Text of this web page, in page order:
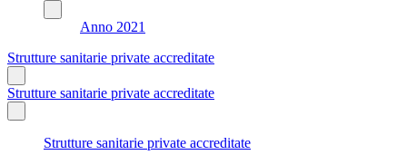
Anno 2021
Strutture sanitarie private accreditate
Strutture sanitarie private accreditate
Strutture sanitarie private accreditate